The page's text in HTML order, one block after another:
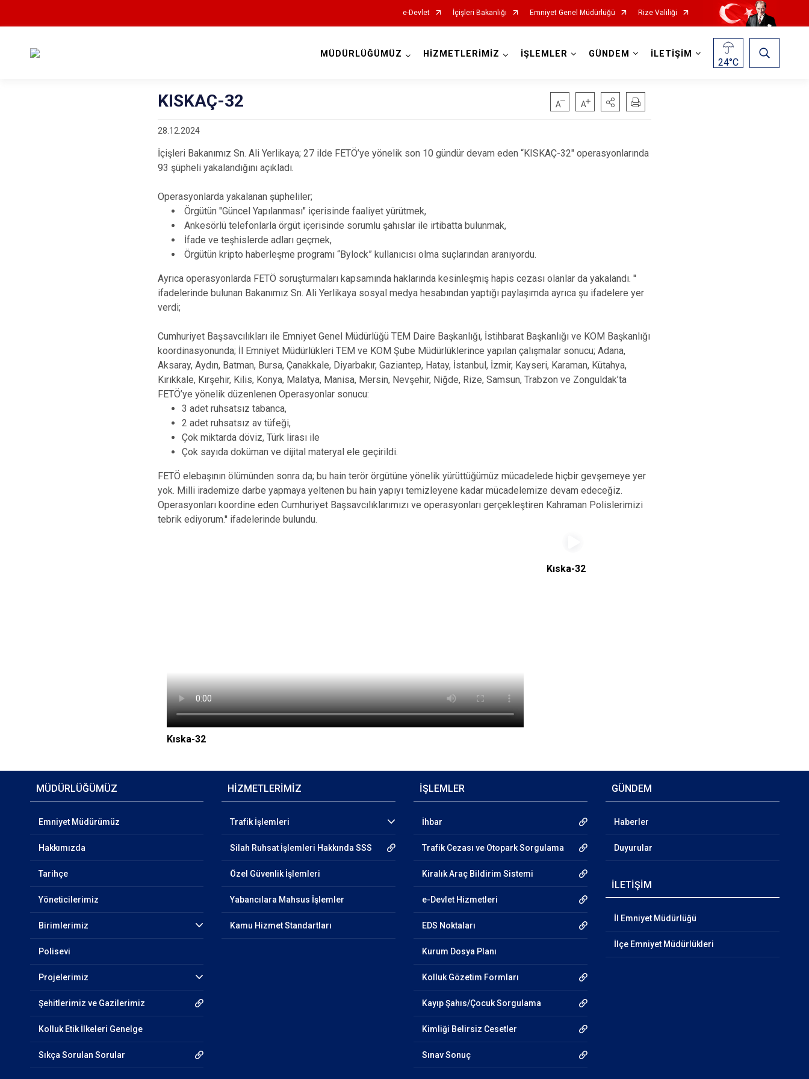
e-Devlet İçişleri Bakanlığı Emniyet Genel Müdürlüğü Rize Valiliği
MÜDÜRLÜĞÜMÜZ HİZMETLERİMİZ İŞLEMLER GÜNDEM İLETİŞİM
24°C
KISKAÇ-32
28.12.2024
İçişleri Bakanımız Sn. Ali Yerlikaya; 27 ilde FETÖ’ye yönelik son 10 gündür devam eden “KISKAÇ-32" operasyonlarında
93 şüpheli yakalandığını açıkladı.
Operasyonlarda yakalanan şüpheliler;
Örgütün "Güncel Yapılanması" içerisinde faaliyet yürütmek,
Ankesörlü telefonlarla örgüt içerisinde sorumlu şahıslar ile irtibatta bulunmak,
İfade ve teşhislerde adları geçmek,
Örgütün kripto haberleşme programı “Bylock” kullanıcısı olma suçlarından aranıyordu.
Ayrıca operasyonlarda FETÖ soruşturmaları kapsamında haklarında kesinleşmiş hapis cezası olanlar da yakalandı. ''
ifadelerinde bulunan Bakanımız Sn. Ali Yerlikaya sosyal medya hesabından yaptığı paylaşımda ayrıca şu ifadelere yer
verdi;
Cumhuriyet Başsavcılıkları ile Emniyet Genel Müdürlüğü TEM Daire Başkanlığı, İstihbarat Başkanlığı ve KOM Başkanlığı
koordinasyonunda; İl Emniyet Müdürlükleri TEM ve KOM Şube Müdürlüklerince yapılan çalışmalar sonucu; Adana,
Aksaray, Aydın, Batman, Bursa, Çanakkale, Diyarbakır, Gaziantep, Hatay, İstanbul, İzmir, Kayseri, Karaman, Kütahya,
Kırıkkale, Kırşehir, Kilis, Konya, Malatya, Manisa, Mersin, Nevşehir, Niğde, Rize, Samsun, Trabzon ve Zonguldak’ta
FETÖ’ye yönelik düzenlenen Operasyonlar sonucu:
3 adet ruhsatsız tabanca,
2 adet ruhsatsız av tüfeği,
Çok miktarda döviz, Türk lirası ile
Çok sayıda doküman ve dijital materyal ele geçirildi.
FETÖ elebaşının ölümünden sonra da; bu hain terör örgütüne yönelik yürüttüğümüz mücadelede hiçbir gevşemeye yer
yok. Milli irademize darbe yapmaya yeltenen bu hain yapıyı temizleyene kadar mücadelemize devam edeceğiz.
Operasyonları koordine eden Cumhuriyet Başsavcılıklarımızı ve operasyonları gerçekleştiren Kahraman Polislerimizi
tebrik ediyorum.'' ifadelerinde bulundu.
Kıska-32
Kıska-32
MÜDÜRLÜĞÜMÜZ
Emniyet Müdürümüz
Hakkımızda
Tarihçe
Yöneticilerimiz
Birimlerimiz
Polisevi
Projelerimiz
Şehitlerimiz ve Gazilerimiz
Kolluk Etik İlkeleri Genelge
Sıkça Sorulan Sorular
HİZMETLERİMİZ
Trafik İşlemleri
Silah Ruhsat İşlemleri Hakkında SSS
Özel Güvenlik İşlemleri
Yabancılara Mahsus İşlemler
Kamu Hizmet Standartları
İŞLEMLER
İhbar
Trafik Cezası ve Otopark Sorgulama
Kiralık Araç Bildirim Sistemi
e-Devlet Hizmetleri
EDS Noktaları
Kurum Dosya Planı
Kolluk Gözetim Formları
Kayıp Şahıs/Çocuk Sorgulama
Kimliği Belirsiz Cesetler
Sınav Sonuç
GÜNDEM
Haberler
Duyurular
İLETİŞİM
İl Emniyet Müdürlüğü
İlçe Emniyet Müdürlükleri